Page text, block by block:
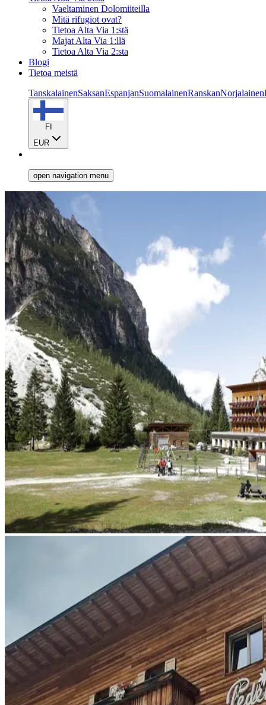
Vaeltaminen Dolomiiteilla
Mitä rifugiot ovat?
Tietoa Alta Via 1:stä
Majat Alta Via 1:llä
Tietoa Alta Via 2:sta
Blogi
Tietoa meistä
TanskalainenSaksanEspanjanSuomalainenRanskanNorjalainen
FI
EUR
open navigation menu